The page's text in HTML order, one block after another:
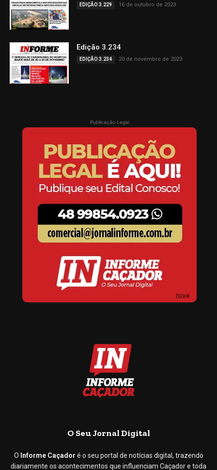
EDIÇÃO 3.229 16 de outubro de 2023
Edição 3.234
EDIÇÃO 3.234 20 de novembro de 2023
Publicação Legal
O Seu Jornal Digital
O Informe Caçador é o seu portal de notícias digital, trazendo
diariamente os acontecimentos que influenciam Caçador e toda